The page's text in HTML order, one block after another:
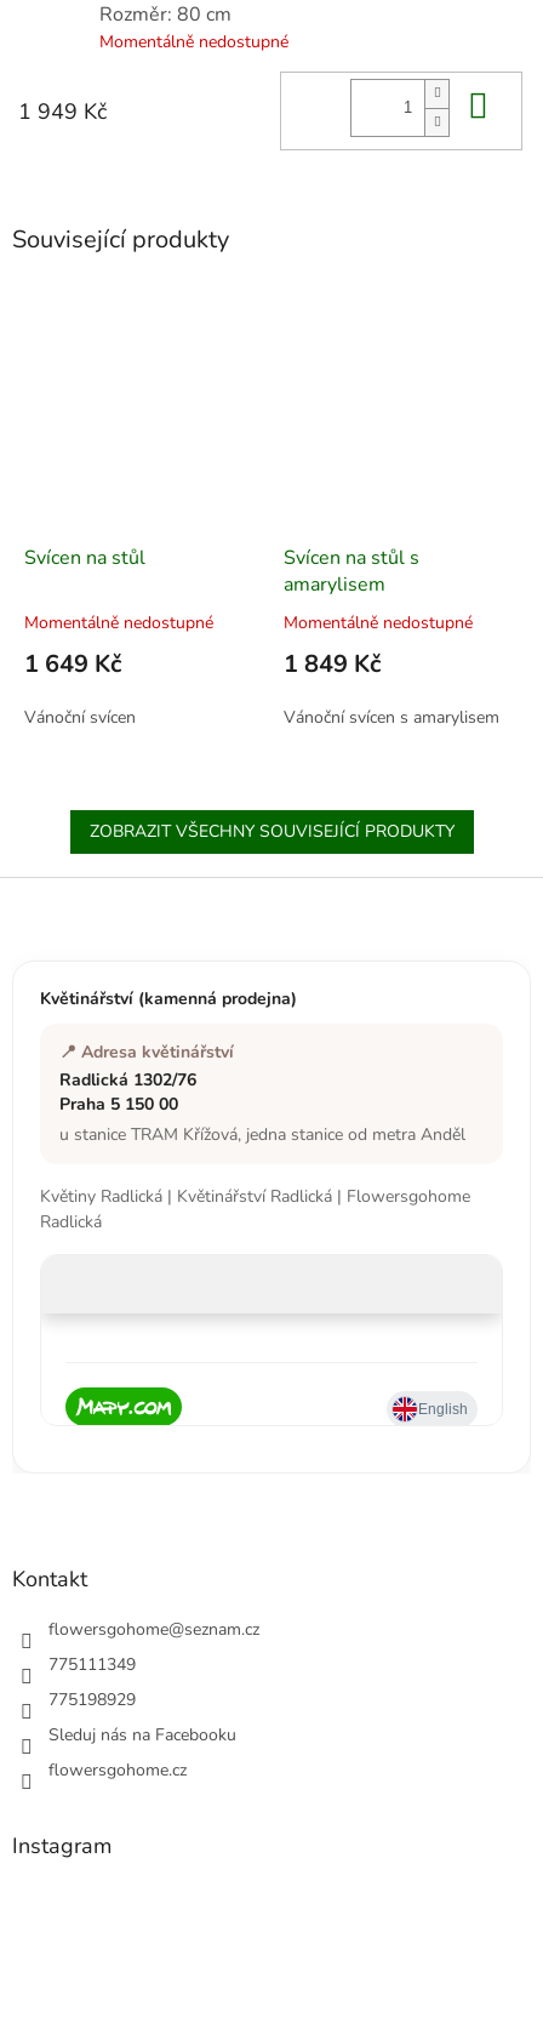
Související produkty
Svícen na stůl
Momentálně nedostupné
1 649 Kč
Vánoční svícen
Svícen na stůl s
amarylisem
Momentálně nedostupné
1 849 Kč
Vánoční svícen s amarylisem
ZOBRAZIT VŠECHNY SOUVISEJÍCÍ PRODUKTY
Rozměr: 80 cm
Momentálně nedostupné
1 949 Kč
Z
Květinářství (kamenná prodejna)
📍 Adresa květinářství
Radlická 1302/76
Praha 5 150 00
u stanice TRAM Křížová, jedna stanice od metra Anděl
Květiny Radlická | Květinářství Radlická | Flowersgohome
Radlická
Kontakt
flowersgohome@seznam.cz
775111349
775198929
Sleduj nás na Facebooku
flowersgohome.cz
Instagram